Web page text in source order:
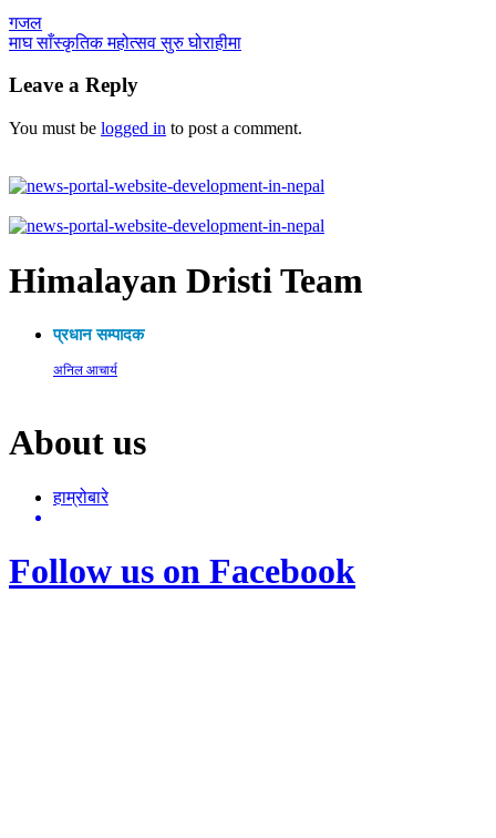
गजल
माघ साँस्कृतिक महोत्सव सुरु घोराहीमा
Leave a Reply
You must be logged in to post a comment.
Himalayan Dristi Team
प्रधान सम्पादक
अनिल आचार्य
About us
हाम्रोबारे
Follow us on Facebook